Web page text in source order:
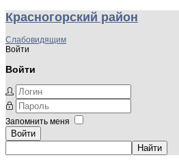
Красногорский район
Слабовидящим
Войти
Войти
Запомнить меня
Войти